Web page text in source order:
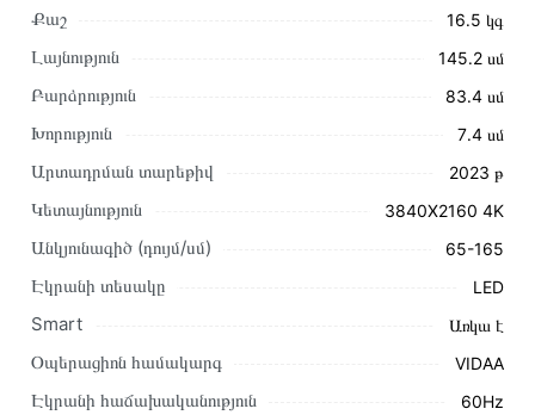
Այս ապրանքը գնելու համար սեղմեք
«Ավելացնել
զամբյուղին»
Կարող եք նաև պատվիրել՝ զանգահարելով կայքում նշված
կոնտակտային համարներին։
Կայքում տվյալ ապրանքի՝ Հեռուստացույց HISENSE 65A6K
առաքման և վճարման պայմանները վավեր են և իրական են
Քաշ 16․5 կգ
Լայնություն 145․2 սմ
Բարձրություն 83․4 սմ
Խորություն 7․4 սմ
Արտադրման տարեթիվ 2023 թ
Կետայնություն 3840X2160 4K
Անկյունագիծ (դույմ/սմ) 65-165
Էկրանի տեսակը LED
Smart Առկա է
Օպերացիոն համակարգ VIDAA
Էկրանի հաճախականություն 60Hz